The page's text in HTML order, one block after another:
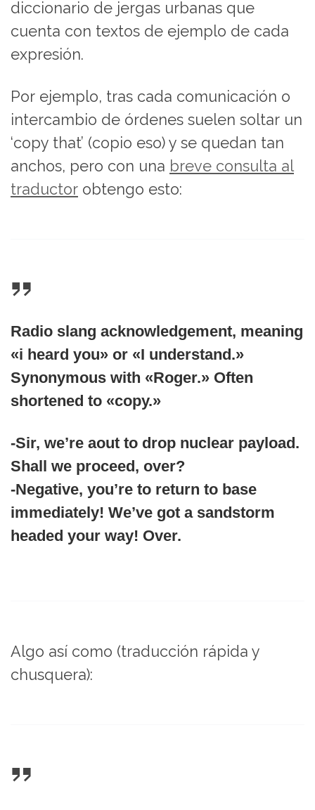
diccionario de jergas urbanas que
cuenta con textos de ejemplo de cada
expresión.
Por ejemplo, tras cada comunicación o
intercambio de órdenes suelen soltar un
‘copy that’ (copio eso) y se quedan tan
anchos, pero con una breve consulta al
traductor obtengo esto:
Radio slang acknowledgement, meaning
«i heard you» or «I understand.»
Synonymous with «Roger.» Often
shortened to «copy.»
-Sir, we’re aout to drop nuclear payload.
Shall we proceed, over?
-Negative, you’re to return to base
immediately! We’ve got a sandstorm
headed your way! Over.
Algo así como (traducción rápida y
chusquera):